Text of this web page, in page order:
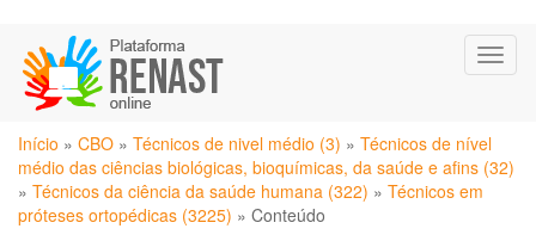
para
conteúdo
principal
Você
está
aqui
Início » CBO » Técnicos de nivel médio (3) » Técnicos de nível
médio das ciências biológicas, bioquímicas, da saúde e afins (32)
» Técnicos da ciência da saúde humana (322) » Técnicos em
próteses ortopédicas (3225) » Conteúdo